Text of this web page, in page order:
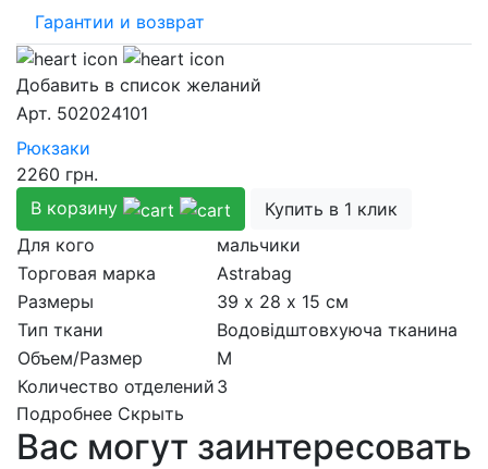
Гарантии и возврат
Добавить в список желаний
Aрт. 502024101
Рюкзаки
2260 грн.
В корзину
Купить в 1 клик
Для кого
мальчики
Торговая марка
Astrabag
Размеры
39 х 28 х 15 см
Тип ткани
Водовідштовхуюча тканина
Объем/Размер
M
Количество отделений 3
Подробнее Скрыть
Вас могут заинтересовать